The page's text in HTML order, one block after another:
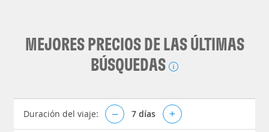
MEJORES PRECIOS DE LAS ÚLTIMAS
BÚSQUEDAS
Duración del viaje: – 7 días +